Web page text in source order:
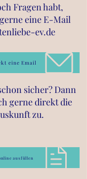
Fragen habt,
eine E-Mail
ev.de
sicher? Dann
gerne direkt die
zu.
eine Email
ausfüllen